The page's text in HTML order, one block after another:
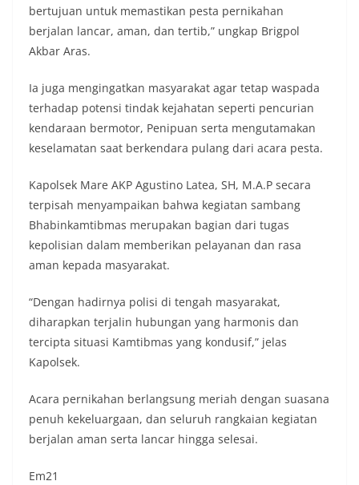
bertujuan untuk memastikan pesta pernikahan
berjalan lancar, aman, dan tertib,” ungkap Brigpol
Akbar Aras.
Ia juga mengingatkan masyarakat agar tetap waspada
terhadap potensi tindak kejahatan seperti pencurian
kendaraan bermotor, Penipuan serta mengutamakan
keselamatan saat berkendara pulang dari acara pesta.
Kapolsek Mare AKP Agustino Latea, SH, M.A.P secara
terpisah menyampaikan bahwa kegiatan sambang
Bhabinkamtibmas merupakan bagian dari tugas
kepolisian dalam memberikan pelayanan dan rasa
aman kepada masyarakat.
“Dengan hadirnya polisi di tengah masyarakat,
diharapkan terjalin hubungan yang harmonis dan
tercipta situasi Kamtibmas yang kondusif,” jelas
Kapolsek.
Acara pernikahan berlangsung meriah dengan suasana
penuh kekeluargaan, dan seluruh rangkaian kegiatan
berjalan aman serta lancar hingga selesai.
Em21